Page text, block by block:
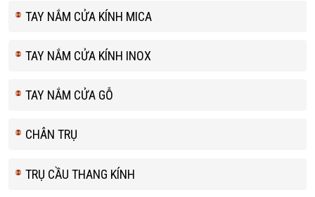
TAY NẮM CỬA KÍNH MICA
TAY NẮM CỬA KÍNH INOX
TAY NẮM CỬA GỖ
CHÂN TRỤ
TRỤ CẦU THANG KÍNH